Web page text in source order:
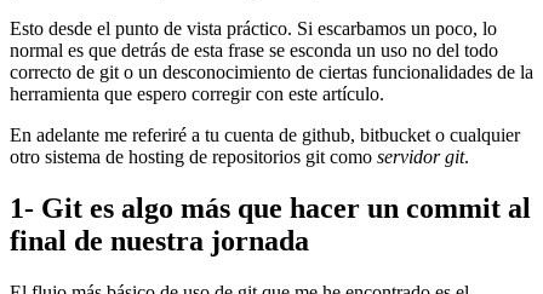
Esto desde el punto de vista práctico. Si escarbamos un poco, lo
normal es que detrás de esta frase se esconda un uso no del todo
correcto de git o un desconocimiento de ciertas funcionalidades de la
herramienta que espero corregir con este artículo.
En adelante me referiré a tu cuenta de github, bitbucket o cualquier
otro sistema de hosting de repositorios git como servidor git.
1- Git es algo más que hacer un commit al
final de nuestra jornada